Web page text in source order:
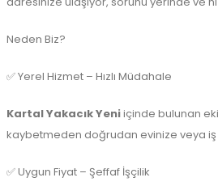
Neden Biz?
✅ Yerel Hizmet – Hızlı Müdahale
Kartal Yakacık Yeniiçinde bulunan
kaybetmeden doğrudan evinize veya iş
✅ Uygun Fiyat – Şeffaf İşçilik